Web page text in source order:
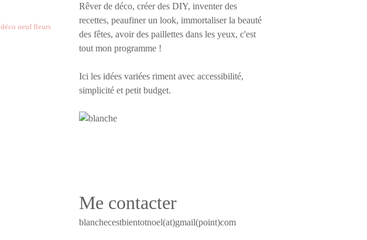
déco oeuf fleurs
Rêver de déco, créer des DIY, inventer des
recettes, peaufiner un look, immortaliser la beauté
des fêtes, avoir des paillettes dans les yeux, c'est
tout mon programme !
Ici les idées variées riment avec accessibilité,
simplicité et petit budget.
Me contacter
blanchecestbientotnoel(at)gmail(point)com